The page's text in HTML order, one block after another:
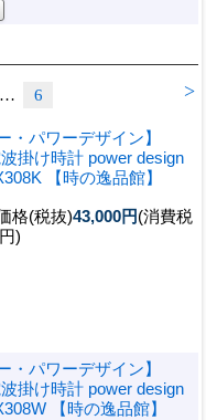
>
… 6
・パワーデザイン】
掛け時計 power design
【時の逸品館】
格(税抜)43,000円(消費税
)
・パワーデザイン】
掛け時計 power design
【時の逸品館】